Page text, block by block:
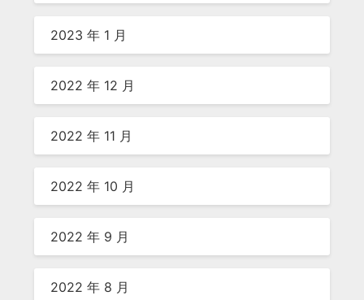
2023 年 1 月
2022 年 12 月
2022 年 11 月
2022 年 10 月
2022 年 9 月
2022 年 8 月